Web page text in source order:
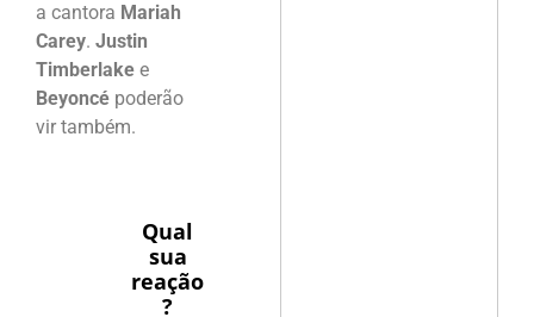
a cantora Mariah
Carey. Justin
Timberlake e
Beyoncé poderão
vir também.
Qual
sua
reação
?